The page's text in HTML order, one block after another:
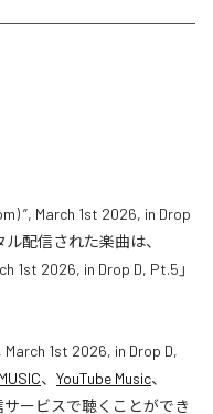
”, March 1st 2026, in Drop
配信された楽曲は、
1st 2026, in Drop D, Pt.5」
March 1st 2026, in Drop D,
、 YouTube Music、
ービスで聴くことができ